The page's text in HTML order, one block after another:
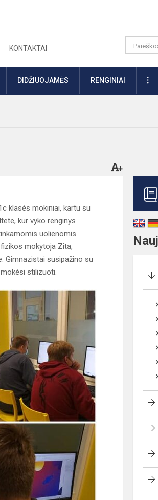
KONTAKTAI
DIDŽIUOJAMĖS RENGINIAI
klasės mokiniai, kartu su
kur vyko renginys
uolienomis
mokytoja Zita,
Gimnazistai susipažino su
stilizuoti.